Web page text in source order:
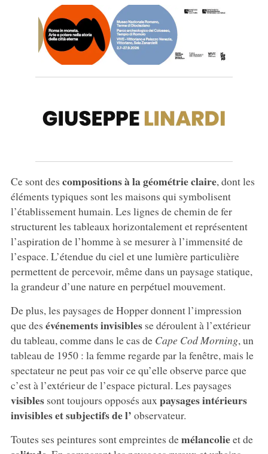
Ce sont des compositions à la géométrie claire, dont les
éléments typiques sont les maisons qui symbolisent
l’établissement humain. Les lignes de chemin de fer
structurent les tableaux horizontalement et représentent
l’aspiration de l’homme à se mesurer à l’immensité de
l’espace. L’étendue du ciel et une lumière particulière
permettent de percevoir, même dans un paysage statique,
la grandeur d’une nature en perpétuel mouvement.
De plus, les paysages de Hopper donnent l’impression
que des événements invisiblesse déroulent à l’extérieur
du tableau, comme dans le cas de Cape Cod Morning, un
tableau de 1950 : la femme regarde par la fenêtre, mais le
spectateur ne peut pas voir ce qu’elle observe parce que
c’est à l’extérieur de l’espace pictural. Les paysages
visiblessont toujours opposés aux paysages intérieurs
invisibles et subjectifs de l’ observateur.
Toutes ses peintures sont empreintes demélancolieet de